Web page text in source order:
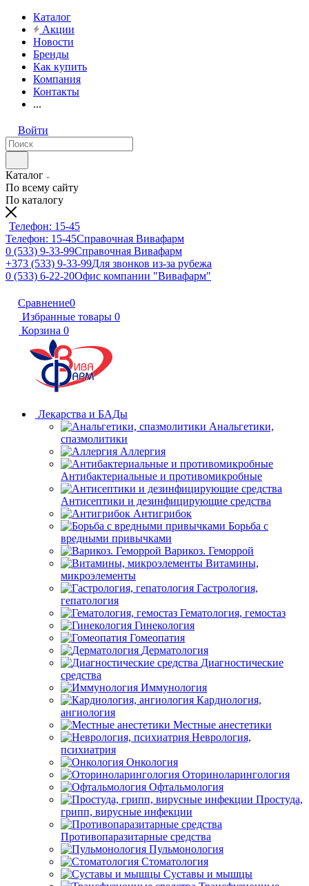
Каталог
Акции
Новости
Бренды
Как купить
Компания
Контакты
...
Войти
Каталог
По всему сайту
По каталогу
Телефон: 15-45
Телефон: 15-45Справочная Вивафарм
0 (533) 9-33-99Справочная Вивафарм
+373 (533) 9-33-99Для звонков из-за рубежа
0 (533) 6-22-20Офис компании "Вивафарм"
Сравнение0
Избранные товары 0
Корзина 0
Лекарства и БАДы
Анальгетики,
спазмолитики
Аллергия
Антибактериальные и противомикробные
Антисептики и дезинфицирующие средства
Антигрибок
Борьба с
вредными привычками
Варикоз. Геморрой
Витамины,
микроэлементы
Гастрология,
гепатология
Гематология, гемостаз
Гинекология
Гомеопатия
Дерматология
Диагностические
средства
Иммунология
Кардиология,
ангиология
Местные анестетики
Неврология,
психиатрия
Онкология
Оториноларингология
Офтальмология
Простуда,
грипп, вирусные инфекции
Противопаразитарные средства
Пульмонология
Стоматология
Суставы и мышцы